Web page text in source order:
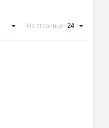
На странице: